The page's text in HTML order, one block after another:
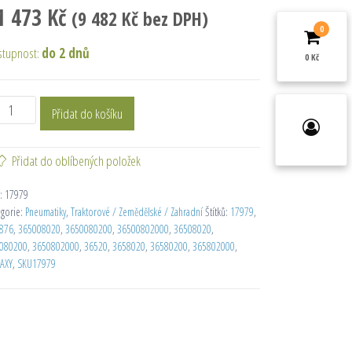
473 Kč (9 482 Kčbez DPH)
do 2 dnů
Přidat do košíku
Přidat do oblíbených položek
17979
Pneumatiky, Traktorové / Zemědělské / ZahradníŠtítků: 17979,
, 365008020, 3650080200, 36500802000, 36508020,
, 3650802000, 36520, 3658020, 36580200, 365802000,
, SKU17979
0
0 Kč